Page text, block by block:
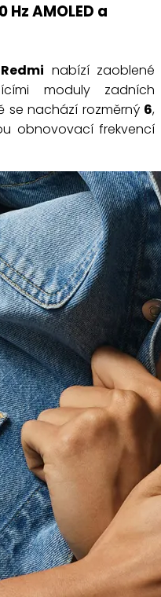
Hz AMOLED a
Redmi nabízí zaoblené
moduly zadních
se nachází rozměrný 6,
obnovovací frekvencí